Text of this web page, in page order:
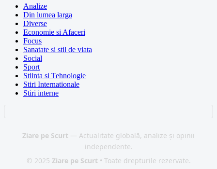
Analize
Din lumea larga
Diverse
Economie si Afaceri
Focus
Sanatate si stil de viata
Social
Sport
Stiinta si Tehnologie
Stiri Internationale
Stiri interne
Ziare pe Scurt — Actualitate globală, analize și opinii
independente.
© 2025 Ziare pe Scurt • Toate drepturile rezervate.